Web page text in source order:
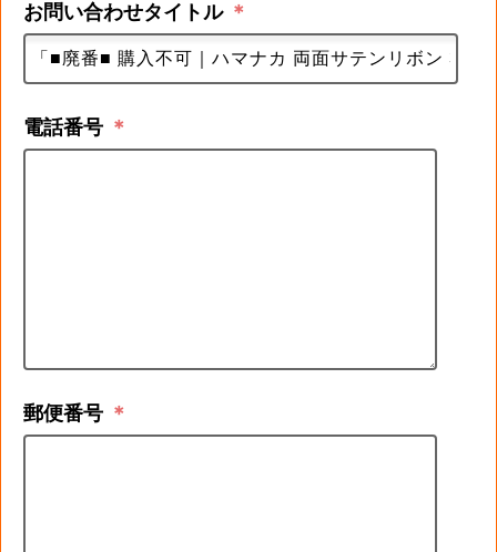
お問い合わせタイトル ＊
電話番号 ＊
郵便番号 ＊